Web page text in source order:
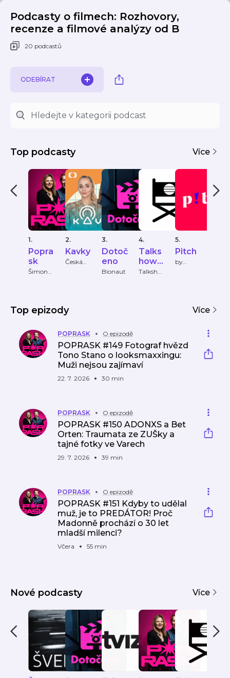
Podcasty o filmech: Rozhovory,
recenze a filmové analýzy od B
20 podcastů
ODEBÍRAT
Top podcasty Více
1.
Popra
sk
Šimon
2.
Kavky
Česká
3.
Dotoč
eno
Bionaut
4.
Talks
how
Pansk
Talksho
5.
Pitch
by
Top epizody Více
POPRASK O epizodě
POPRASK #149 Fotograf hvězd
Tono Stano o looksmaxxingu:
Muži nejsou zajímaví
22. 7. 2026 30 min
POPRASK O epizodě
POPRASK #150 ADONXS a Bet
Orten: Traumata ze ZUŠky a
tajné fotky ve Varech
29. 7. 2026 39 min
POPRASK O epizodě
POPRASK #151 Kdyby to udělal
muž, je to PREDÁTOR! Proč
Madonně prochází o 30 let
mladší milenci?
Včera 55 min
Nové podcasty Více